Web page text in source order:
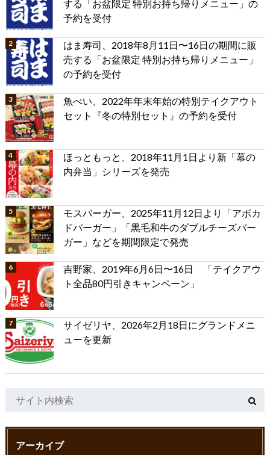
する「お盆限定 特別お持ち帰りメニュー」の
予約を受付
はま寿司、2018年8月11日〜16日の期間に販
売する「お盆限定 特別お持ち帰りメニュー」
の予約を受付
魚べい、2022年年末年始の特別テイクアウト
セット『冬の特別セット』の予約を受付
ほっともっと、2018年11月1日より新「幕の
内弁当」シリーズを発売
モスバーガー、2025年11月12日より「アボカ
ドバーガー」「黒毛和牛のダブルチーズバー
ガー」などを期間限定で発売
吉野家、2019年6月6日〜16日 「テイクアウ
ト全品80円引きキャンペーン」
サイゼリヤ、2026年2月18日にグランドメニ
ューを更新
アーカイブ